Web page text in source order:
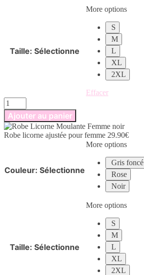
Taille: Sélectionne
More options
S
M
L
XL
2XL
Effacer
quantité
de
Robe
licorne
ajustée
Ajouter au panier
Robe licorne ajustée pour femme 29.90€
Couleur: Sélectionne
More options
Gris foncé
Rose
Noir
Taille: Sélectionne
More options
S
M
L
XL
2XL